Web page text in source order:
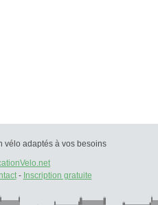
vélo adaptés à vos besoins
- Inscription gratuite